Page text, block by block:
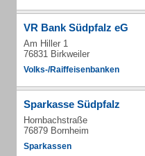
VR Bank Südpfalz eG
Am Hiller 1
76831 Birkweiler
Volks-/Raiffeisenbanken
Sparkasse Südpfalz
Hornbachstraße
76879 Bornheim
Sparkassen